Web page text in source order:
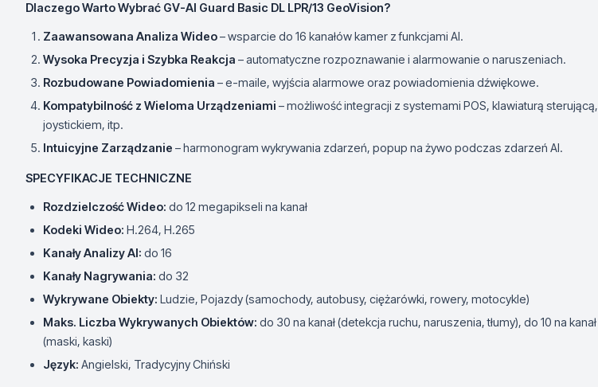
Dlaczego Warto Wybrać GV-AI Guard Basic DL LPR/13 GeoVision?
Zaawansowana Analiza Wideo– wsparcie do 16 kanałów kamer z funkcjami AI.
Wysoka Precyzja i Szybka Reakcja – automatyczne rozpoznawanie i alarmowanie o naruszeniach.
Rozbudowane Powiadomienia – e-maile, wyjścia alarmowe oraz powiadomienia dźwiękowe.
Kompatybilność z Wieloma Urządzeniami – możliwość integracji z systemami POS, klawiaturą sterującą,
joystickiem, itp.
Intuicyjne Zarządzanie – harmonogram wykrywania zdarzeń, popup na żywo podczas zdarzeń AI.
SPECYFIKACJE TECHNICZNE
Rozdzielczość Wideo: do 12 megapikseli na kanał
Kodeki Wideo: H.264, H.265
Kanały Analizy AI: do 16
Kanały Nagrywania: do 32
Wykrywane Obiekty: Ludzie, Pojazdy (samochody, autobusy, ciężarówki, rowery, motocykle)
Maks. Liczba Wykrywanych Obiektów: do 30 na kanał (detekcja ruchu, naruszenia, tłumy), do 10 na kanał
(maski, kaski)
Język: Angielski, Tradycyjny Chiński